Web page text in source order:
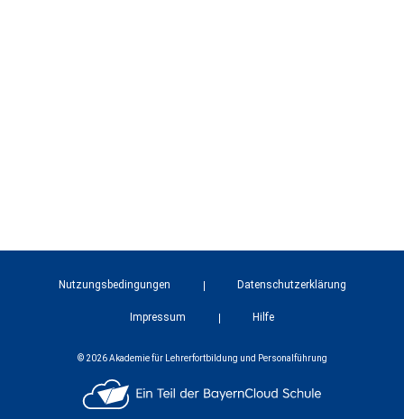
Nutzungsbedingungen Datenschutzerklärung
Impressum Hilfe
© 2026 Akademie für Lehrerfortbildung und Personalführung